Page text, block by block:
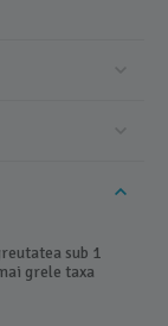
sub 1
grele taxa